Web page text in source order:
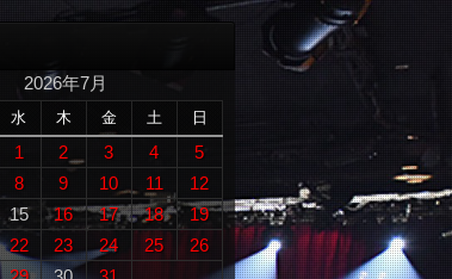
2026年7月
水 木 金 土 日
1 2 3 4
5
8 9 10 11
12
15 16 17 18
19
22 23 24 25
26